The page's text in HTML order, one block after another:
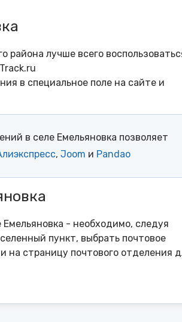
района лучше всего
в специальное поле на сайте и
в селе Емельяновка позволяет
, Joom и Pandao
- необходимо, следуя
пункт, выбрать почтовое
страницу почтового отделения